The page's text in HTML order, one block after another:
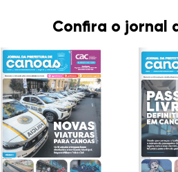
Confira o jornal